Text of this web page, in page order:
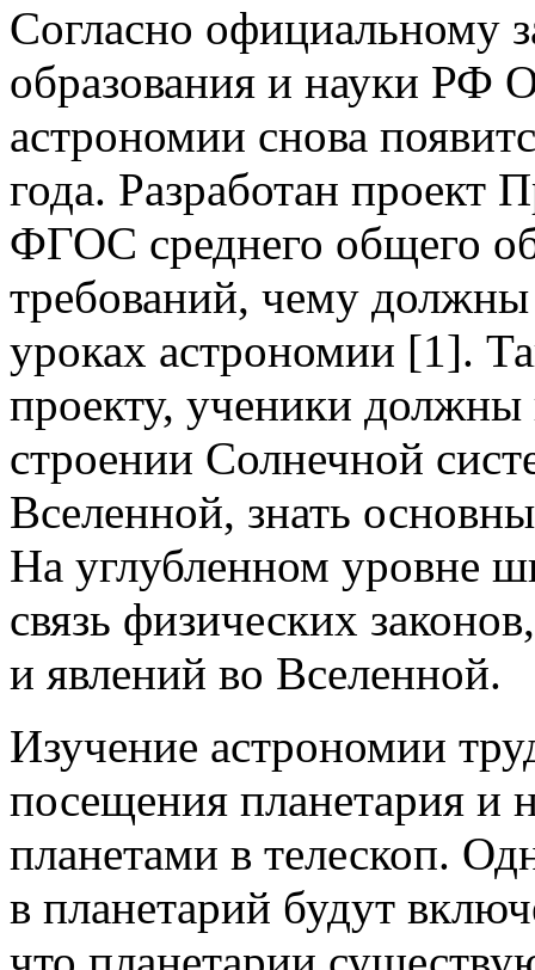
Согласно официальному
образования и науки РФ
астрономии снова
года. Разработан проект
ФГОС среднего общего
требований, чему
уроках астрономии [1].
проекту, ученики должны
строении Солнечной
Вселенной, знать
На углубленном уровне
связь физических
и явлений во Вселенной.
Изучение астрономии
посещения планетария и
планетами в телескоп.
в планетарий будут